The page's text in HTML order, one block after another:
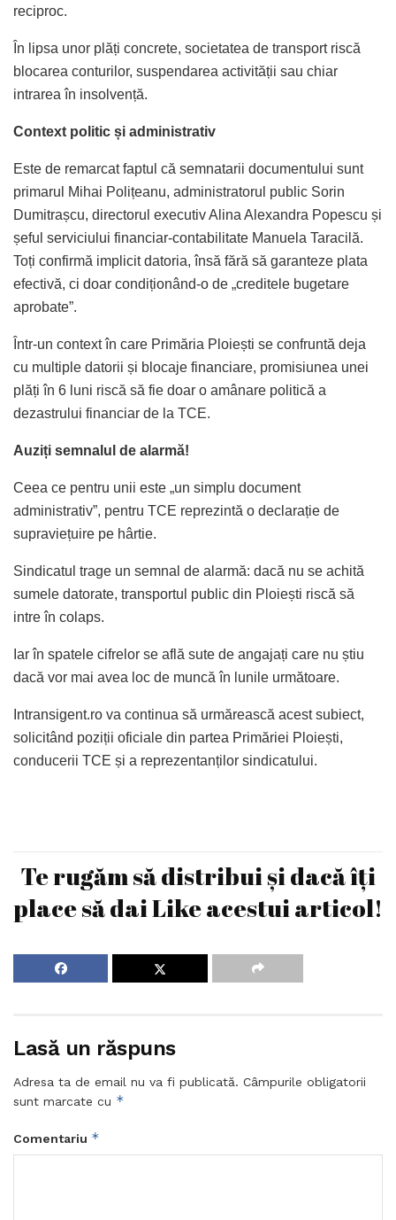
reciproc.
În lipsa unor plăți concrete, societatea de transport riscă
blocarea conturilor, suspendarea activității sau chiar
intrarea în insolvență.
Context politic și administrativ
Este de remarcat faptul că semnatarii documentului sunt
primarul Mihai Polițeanu, administratorul public Sorin
Dumitrașcu, directorul executiv Alina Alexandra Popescu și
șeful serviciului financiar-contabilitate Manuela Taracilă.
Toți confirmă implicit datoria, însă fără să garanteze plata
efectivă, ci doar condiționând-o de „creditele bugetare
aprobate”.
Într-un context în care Primăria Ploiești se confruntă deja
cu multiple datorii și blocaje financiare, promisiunea unei
plăți în 6 luni riscă să fie doar o amânare politică a
dezastrului financiar de la TCE.
Auziți semnalul de alarmă!
Ceea ce pentru unii este „un simplu document
administrativ”, pentru TCE reprezintă o declarație de
supraviețuire pe hârtie.
Sindicatul trage un semnal de alarmă: dacă nu se achită
sumele datorate, transportul public din Ploiești riscă să
intre în colaps.
Iar în spatele cifrelor se află sute de angajați care nu știu
dacă vor mai avea loc de muncă în lunile următoare.
Intransigent.ro va continua să urmărească acest subiect,
solicitând poziții oficiale din partea Primăriei Ploiești,
conducerii TCE și a reprezentanților sindicatului.
Te rugăm să distribui și dacă îți
place să dai Like acestui articol!
Lasă un răspuns
Adresa ta de email nu va fi publicată. Câmpurile obligatorii
sunt marcate cu *
Comentariu *